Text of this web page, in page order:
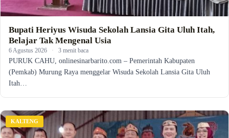
Bupati Heriyus Wisuda Sekolah Lansia Gita Uluh Itah,
Belajar Tak Mengenal Usia
6 Agustus 2026 · 3 menit baca
PURUK CAHU, onlinesinarbarito.com – Pemerintah Kabupaten
(Pemkab) Murung Raya menggelar Wisuda Sekolah Lansia Gita Uluh
Itah…
KALTENG